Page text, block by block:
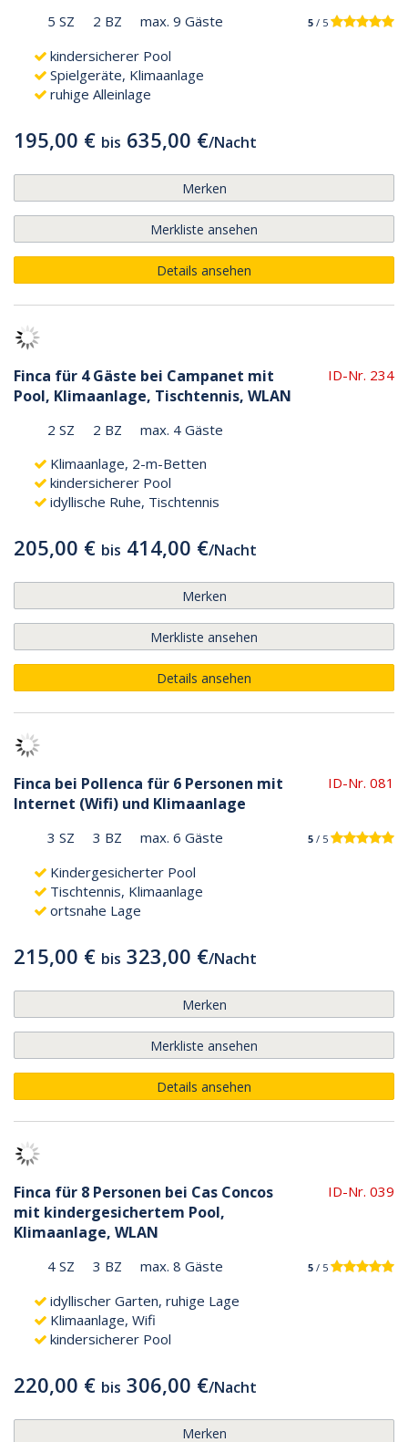
5 SZ 2 BZ max. 9 Gäste 5 / 5
kindersicherer Pool
Spielgeräte, Klimaanlage
ruhige Alleinlage
195,00 € bis 635,00 €/Nacht
Merken
Merkliste ansehen
Details ansehen
Finca für 4 Gäste bei Campanet mit
Pool, Klimaanlage, Tischtennis, WLAN
ID-Nr. 234
2 SZ 2 BZ
max. 4 Gäste
Klimaanlage, 2-m-Betten
kindersicherer Pool
idyllische Ruhe, Tischtennis
205,00 € bis 414,00 €/Nacht
Merken
Merkliste ansehen
Details ansehen
Finca bei Pollenca für 6 Personen mit
Internet (Wifi) und Klimaanlage
ID-Nr. 081
3 SZ 3 BZ max. 6 Gäste 5 / 5
Kindergesicherter Pool
Tischtennis, Klimaanlage
ortsnahe Lage
215,00 € bis 323,00 €/Nacht
Merken
Merkliste ansehen
Details ansehen
Finca für 8 Personen bei Cas Concos
mit kindergesichertem Pool,
Klimaanlage, WLAN
ID-Nr. 039
4 SZ 3 BZ max. 8 Gäste 5 / 5
idyllischer Garten, ruhige Lage
Klimaanlage, Wifi
kindersicherer Pool
220,00 € bis 306,00 €/Nacht
Merken